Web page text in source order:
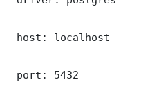
host: localhost
port: 5432